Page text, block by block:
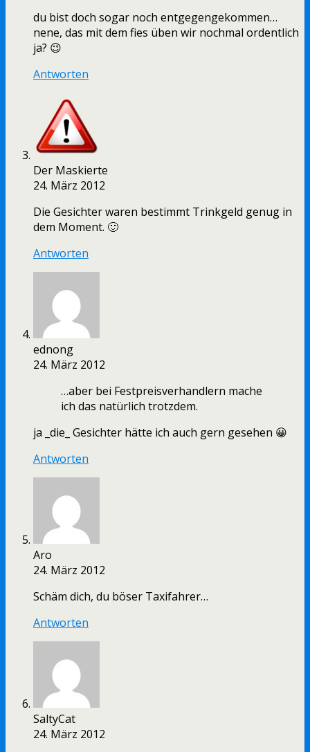
du bist doch sogar noch entgegengekommen…
nene, das mit dem fies üben wir nochmal ordentlich
ja? 😉
Antworten
Der Maskierte
24. März 2012
Die Gesichter waren bestimmt Trinkgeld genug in
dem Moment. 🙂
Antworten
ednong
24. März 2012
…aber bei Festpreisverhandlern mache
ich das natürlich trotzdem.
ja _die_ Gesichter hätte ich auch gern gesehen 😀
Antworten
Aro
24. März 2012
Schäm dich, du böser Taxifahrer…
Antworten
SaltyCat
24. März 2012